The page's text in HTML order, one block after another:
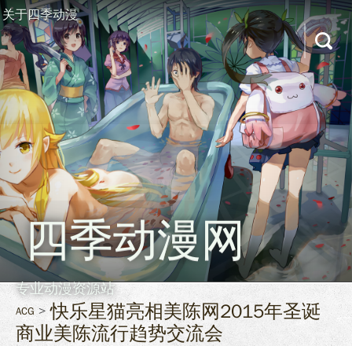
关于四季动漫
四季动漫网
专业动漫资源站
ACG
快乐星猫亮相美陈网2015年圣诞
商业美陈流行趋势交流会